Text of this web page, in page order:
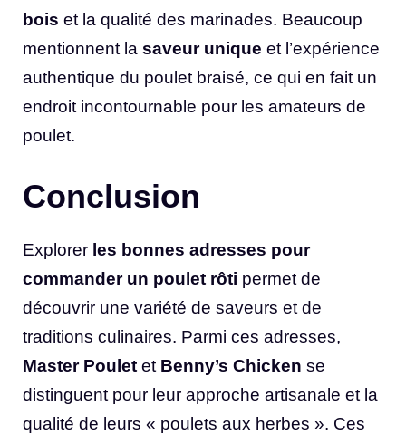
bois et la qualité des marinades. Beaucoup
mentionnent la saveur unique et l’expérience
authentique du poulet braisé, ce qui en fait un
endroit incontournable pour les amateurs de
poulet.
Conclusion
Explorer les bonnes adresses pour
commander un poulet rôti permet de
découvrir une variété de saveurs et de
traditions culinaires. Parmi ces adresses,
Master Poulet et Benny’s Chicken se
distinguent pour leur approche artisanale et la
qualité de leurs « poulets aux herbes ». Ces